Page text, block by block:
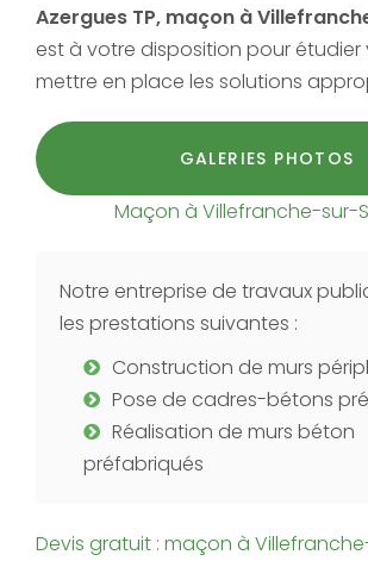
Azergues TP, maçon à
est à votre disposition pour
mettre en place les solutions
GALERIES PHOTOS
Maçon à Villefranche-sur-
Notre entreprise de travaux
les prestations suivantes :
Construction de murs
Pose de cadres-bétons
Réalisation de murs béton
préfabriqués
Devis gratuit : maçon à